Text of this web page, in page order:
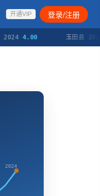
开通VIP 登录/注册
4.00 玉田县 2024
2024